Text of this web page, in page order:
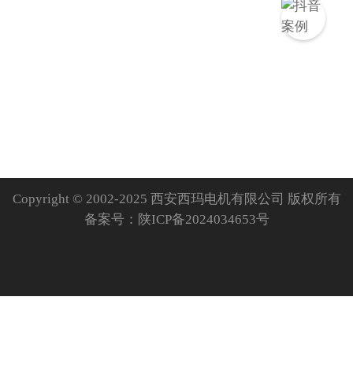
Copyright © 2002-2025 西安西玛电机有限公司 版权所有
备案号： 陕ICP备2024034653号